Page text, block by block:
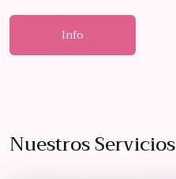
Info
Nuestros Servicios